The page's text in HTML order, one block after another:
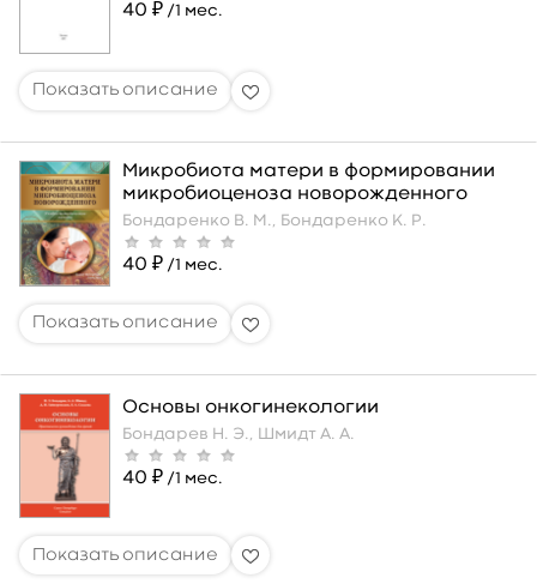
40 ₽ /1 мес.
Микробиота матери в формировании
микробиоценоза новорожденного
Бондаренко В. М., Бондаренко К. Р.
40 ₽ /1 мес.
Основы онкогинекологии
Бондарев Н. Э., Шмидт А. А.
40 ₽ /1 мес.